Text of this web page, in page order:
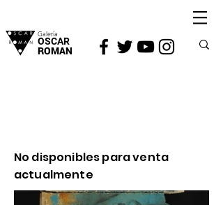
OSCAR
ROMAN
Galería
No disponibles para venta
actualmente